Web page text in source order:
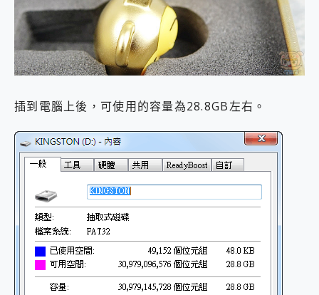
插到電腦上後，可使用的容量為28.8GB左右。